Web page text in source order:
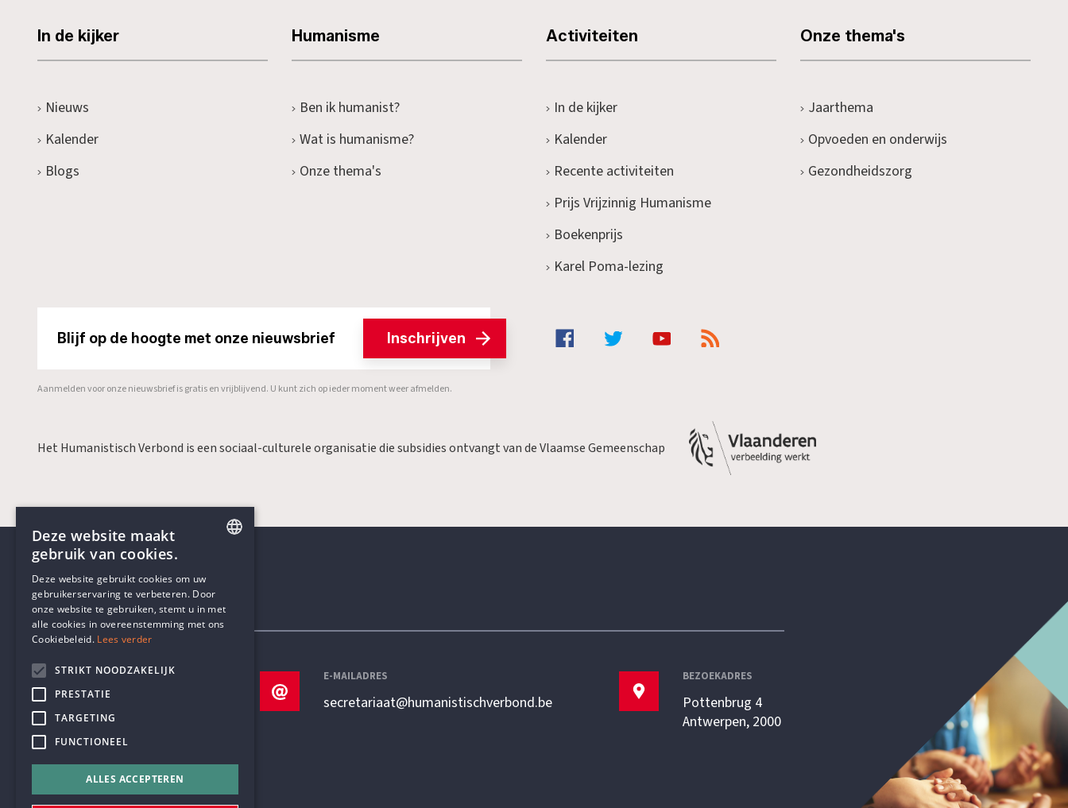
In de kijker
Nieuws
Kalender
Blogs
Humanisme
Ben ik humanist?
Wat is humanisme?
Onze thema's
Activiteiten
In de kijker
Kalender
Recente activiteiten
Prijs Vrijzinnig Humanisme
Boekenprijs
Karel Poma-lezing
Onze thema's
Jaarthema
Opvoeden en onderwijs
Gezondheidszorg
Blijf op de hoogte met onze nieuwsbrief Inschrijven
Aanmelden voor onze nieuwsbrief is gratis en vrijblijvend. U kunt zich op ieder moment weer afmelden.
Het Humanistisch Verbond is een sociaal-culturele organisatie die subsidies ontvangt van de Vlaamse Gemeenschap
Contactgegevens
TELEFOON
+32 3 233 70 32
E-MAILADRES
secretariaat@humanistischverbond.be
BEZOEKADRES
Pottenbrug 4
Antwerpen, 2000
DUTCH
Deze website maakt
gebruik van cookies.
Deze website gebruikt cookies om uw
gebruikerservaring te verbeteren. Door
onze website te gebruiken, stemt u in met
alle cookies in overeenstemming met ons
Cookiebeleid. Lees verder
STRIKT NOODZAKELIJK
PRESTATIE
TARGETING
FUNCTIONEEL
ALLES ACCEPTEREN